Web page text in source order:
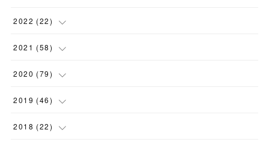
(1)
(1)
(3)
(5 )
(1)
(1)
(1)
2022 (22)
(1)
(3)
(1)
(1)
2021 (58)
(3)
(3)
(6)
2020 (79)
(11
(12
2019 (46)
(10
2018 (22)